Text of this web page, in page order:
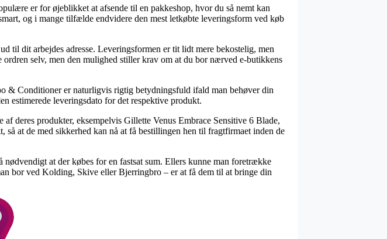
er for øjeblikket at afsende til en pakkeshop, hvor du så nemt kan
og i mange tilfælde endvidere den mest letkøbte leveringsform ved køb
til dit arbejdes adresse. Leveringsformen er tit lidt mere bekostelig, men
selv, men den mulighed stiller krav om at du bor nærved e-butikkens
& Conditioner er naturligvis rigtig betydningsfuld ifald man behøver din
estimerede leveringsdato for det respektive produkt.
deres produkter, eksempelvis Gillette Venus Embrace Sensitive 6 Blade,
at de med sikkerhed kan nå at få bestillingen hen til fragtfirmaet inden de
at der købes for en fastsat sum. Ellers kunne man foretrække
bor ved Kolding, Skive eller Bjerringbro – er at få dem til at bringe din